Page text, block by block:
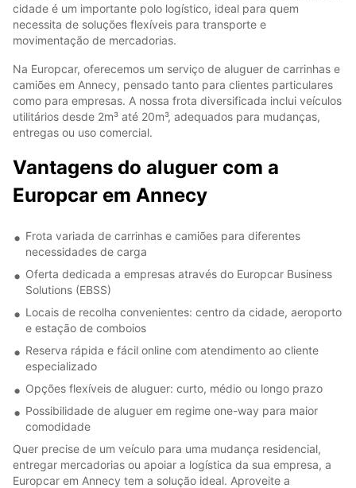
cidade é um importante polo logístico, ideal para quem
necessita de soluções flexíveis para transporte e
movimentação de mercadorias.
Na Europcar, oferecemos um serviço de aluguer de carrinhas e
camiões em Annecy, pensado tanto para clientes particulares
como para empresas. A nossa frota diversificada inclui veículos
utilitários desde 2m³ até 20m³, adequados para mudanças,
entregas ou uso comercial.
Vantagens do aluguer com a
Europcar em Annecy
Frota variada de carrinhas e camiões para diferentes
necessidades de carga
Oferta dedicada a empresas através do Europcar Business
Solutions (EBSS)
Locais de recolha convenientes: centro da cidade, aeroporto
e estação de comboios
Reserva rápida e fácil online com atendimento ao cliente
especializado
Opções flexíveis de aluguer: curto, médio ou longo prazo
Possibilidade de aluguer em regime one-way para maior
comodidade
Quer precise de um veículo para uma mudança residencial,
entregar mercadorias ou apoiar a logística da sua empresa, a
Europcar em Annecy tem a solução ideal. Aproveite a